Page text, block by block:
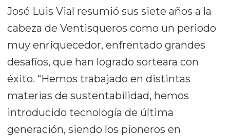
José Luis Vial resumió sus siete años a la
cabeza de Ventisqueros como un periodo
muy enriquecedor, enfrentado grandes
desafíos, que han logrado sorteara con
éxito. “Hemos trabajado en distintas
materias de sustentabilidad, hemos
introducido tecnología de última
generación, siendo los pioneros en